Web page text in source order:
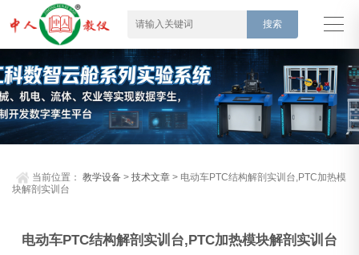
当前位置：教学设备 >技术文章 > 电动车PTC结构解剖实训台,PTC加热模
块解剖实训台
电动车PTC结构解剖实训台,PTC加热模块解剖实训台